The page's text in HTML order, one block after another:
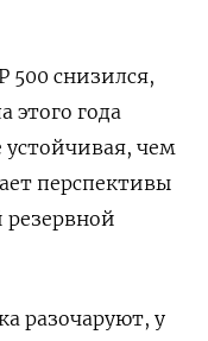
500 снизился,
этого года
устойчивая, чем
перспективы
резервной
разочаруют, у